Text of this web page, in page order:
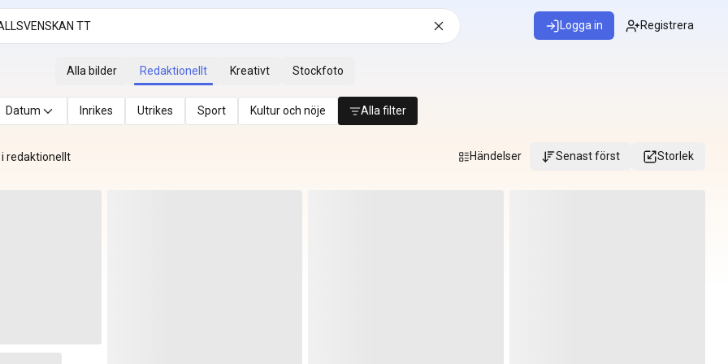
Logga in Registrera
Alla bilder Redaktionellt Kreativt Stockfoto
Datum Inrikes Utrikes Sport Kultur och nöje Alla filter
redaktionellt Händelser Senast först Storlek